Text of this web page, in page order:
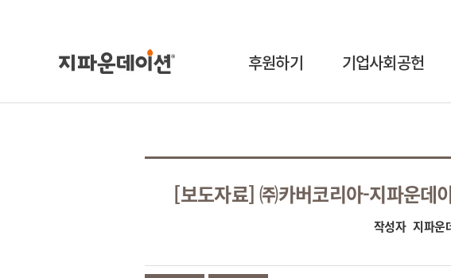
후원하기 기업사회공헌
[보도자료] ㈜카버코리아-지파운데
작성자 지파운